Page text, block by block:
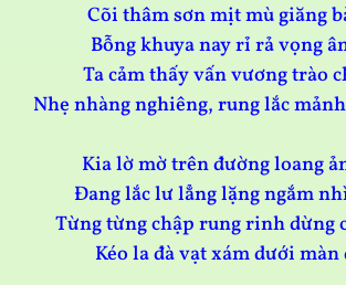
Cõi thâm sơn mịt mù giăng
Bỗng khuya nay rỉ rả vọng
Ta cảm thấy vấn vương trào
Nhẹ nhàng nghiêng, rung lắc
Kia lờ mờ trên đường loang
Đang lắc lư lẳng lặng ngắm
Từng từng chập rung rinh dừng
Kéo la đà vạt xám dưới